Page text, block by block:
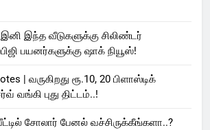
இனி இந்த வீடுகளுக்கு சிலிண்டர்
பயனர்களுக்கு ஷாக் நியூஸ்!
| வருகிறது ரூ.10, 20 பிளாஸ்டிக்
வங்கி புது திட்டம்..!
சோலார் பேனல் வச்சிருக்கீங்களா..?